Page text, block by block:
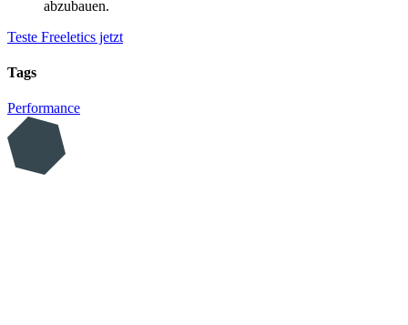
abzubauen.
Teste Freeletics jetzt
Tags
Performance